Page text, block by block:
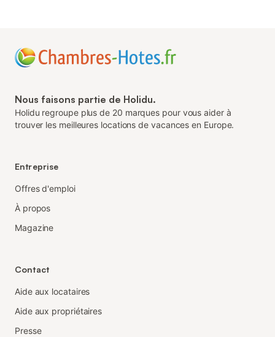
Nous faisons partie de Holidu.
Holidu regroupe plus de 20 marques pour vous aider à
trouver les meilleures locations de vacances en Europe.
Entreprise
Offres d'emploi
À propos
Magazine
Contact
Aide aux locataires
Aide aux propriétaires
Presse